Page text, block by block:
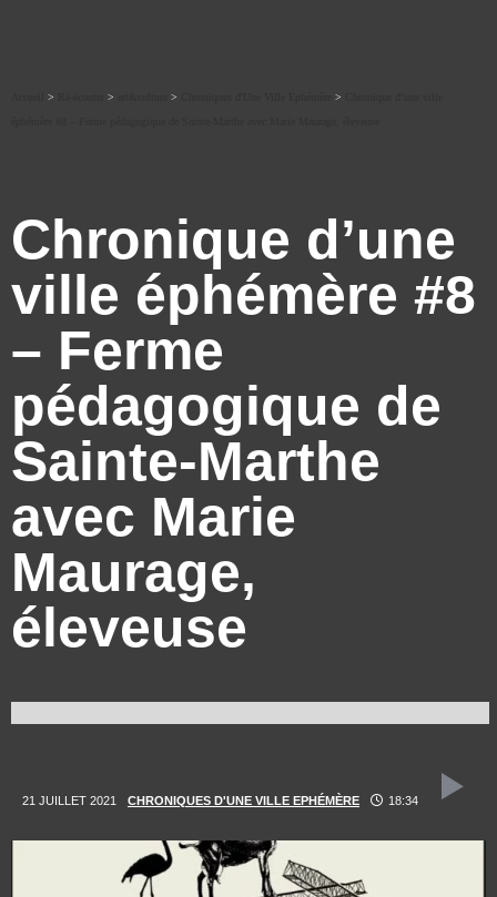
> > > >
Chronique d’une
ville éphémère #8
– Ferme
pédagogique de
Sainte-Marthe
avec Marie
Maurage,
éleveuse
21 JUILLET 2021 CHRONIQUES D'UNE VILLE EPHÉMÈRE 18:34